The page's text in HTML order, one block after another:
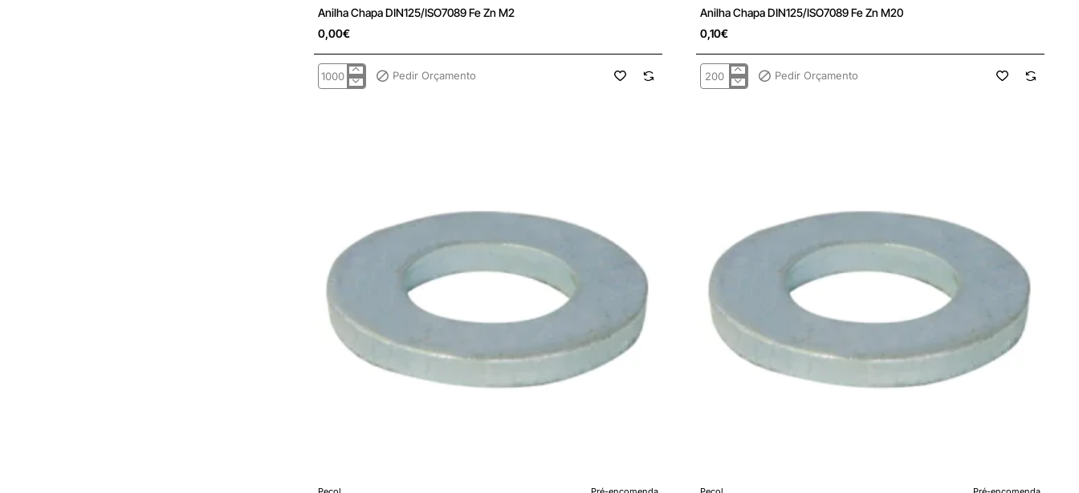
Anilha Chapa DIN125/ISO7089 Fe Zn M2
0,00€
Anilha
Pedir Orçamento
Anilha Chapa DIN125/ISO7089 Fe Zn M20
0,10€
Anilha
Pedir Orçamento